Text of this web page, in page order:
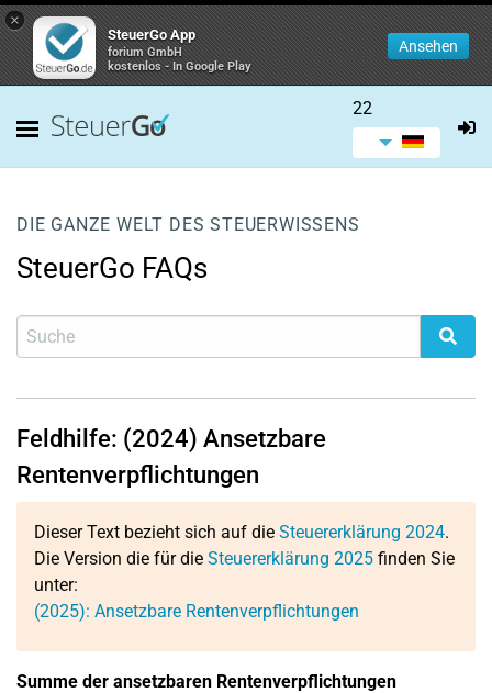
×
SteuerGo App
forium GmbH
kostenlos - In Google Play
Ansehen
22
DIE GANZE WELT DES STEUERWISSENS
SteuerGo FAQs
Feldhilfe: (2024) Ansetzbare
Rentenverpflichtungen
Dieser Text bezieht sich auf die Steuererklärung 2024.
Die Version die für die Steuererklärung 2025 finden Sie
unter:
(2025): Ansetzbare Rentenverpflichtungen
Summe der ansetzbaren Rentenverpflichtungen